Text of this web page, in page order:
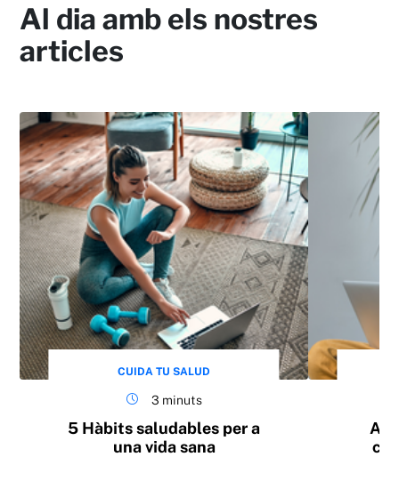
Al dia amb els nostres
articles
CUIDA TU SALUD
3 minuts
5 Hàbits saludables per a
una vida sana